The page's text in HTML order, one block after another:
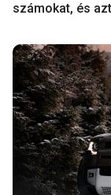
számokat, és